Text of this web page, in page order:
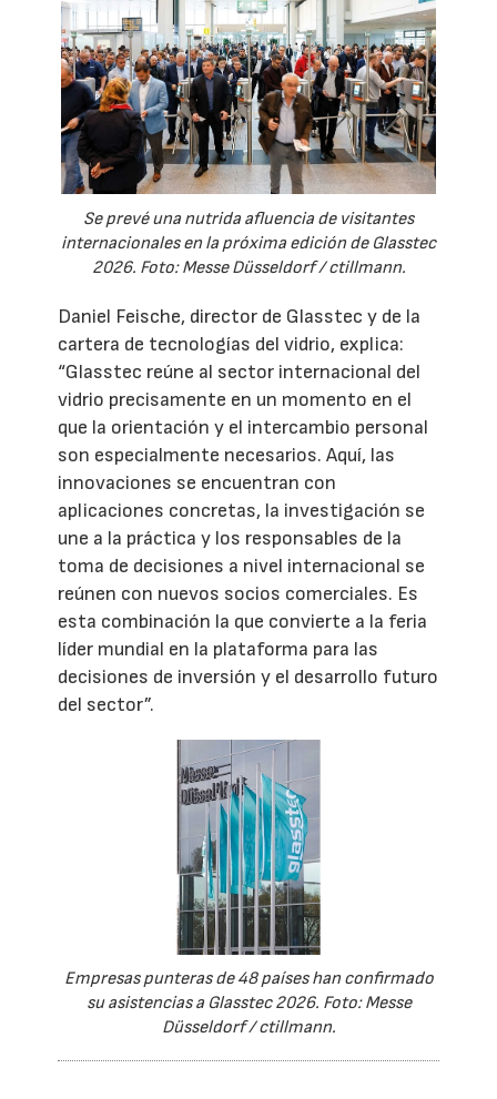
Se prevé una nutrida afluencia de visitantes
internacionales en la próxima edición de Glasstec
2026. Foto: Messe Düsseldorf / ctillmann.
Daniel Feische, director de Glasstec y de la
cartera de tecnologías del vidrio, explica:
“Glasstec reúne al sector internacional del
vidrio precisamente en un momento en el
que la orientación y el intercambio personal
son especialmente necesarios. Aquí, las
innovaciones se encuentran con
aplicaciones concretas, la investigación se
une a la práctica y los responsables de la
toma de decisiones a nivel internacional se
reúnen con nuevos socios comerciales. Es
esta combinación la que convierte a la feria
líder mundial en la plataforma para las
decisiones de inversión y el desarrollo futuro
del sector”.
Empresas punteras de 48 países han confirmado
su asistencias a Glasstec 2026. Foto: Messe
Düsseldorf / ctillmann.